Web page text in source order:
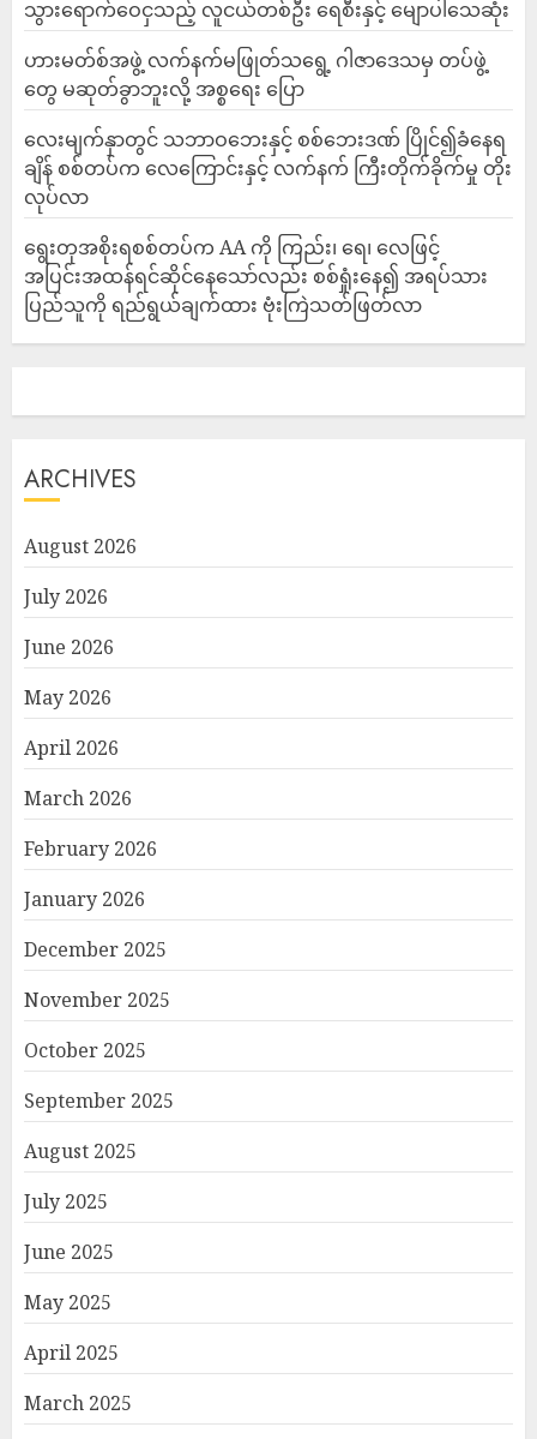
သွားရောက်ဝေငှသည့် လူငယ်တစ်ဦး ရေစီးနှင့် မျောပါသေဆုံး
ဟားမတ်စ်အဖွဲ့ လက်နက်မဖြုတ်သရွေ့ ဂါဇာဒေသမှ တပ်ဖွဲ့
တွေ မဆုတ်ခွာဘူးလို့ အစ္စရေး ပြော
‎လေးမျက်နှာတွင် သဘာဝဘေးနှင့် စစ်ဘေးဒဏ် ပြိုင်၍ခံနေရ
ချိန် စစ်တပ်က လေကြောင်းနှင့် လက်နက် ကြီးတိုက်ခိုက်မှု တိုး
လုပ်လာ
ရွေးတုအစိုးရစစ်တပ်က AA ကို ကြည်း၊ ရေ၊ လေဖြင့်
အပြင်းအထန်ရင်ဆိုင်နေသော်လည်း စစ်ရှုံးနေ၍ အရပ်သား
ပြည်သူကို ရည်ရွယ်ချက်ထား ဗုံးကြဲသတ်ဖြတ်လာ
ARCHIVES
August 2026
July 2026
June 2026
May 2026
April 2026
March 2026
February 2026
January 2026
December 2025
November 2025
October 2025
September 2025
August 2025
July 2025
June 2025
May 2025
April 2025
March 2025